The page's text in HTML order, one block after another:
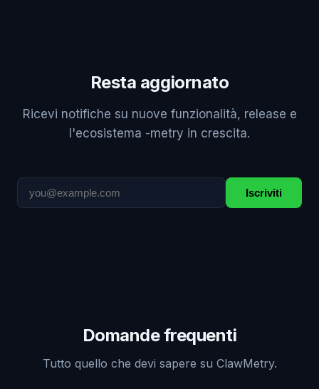
Resta aggiornato
Ricevi notifiche su nuove funzionalità, release e
l'ecosistema -metry in crescita.
Iscriviti
Domande frequenti
Tutto quello che devi sapere su ClawMetry.